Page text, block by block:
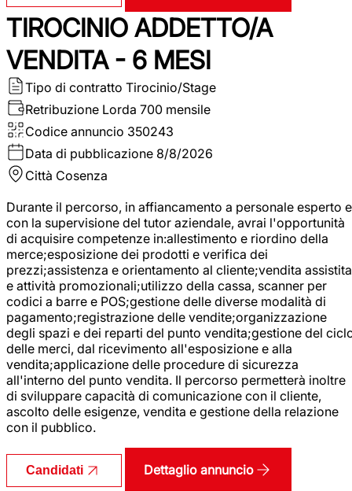
TIROCINIO ADDETTO/A
VENDITA - 6 MESI
Tipo di contratto Tirocinio/Stage
Retribuzione Lorda 700 mensile
Codice annuncio 350243
Data di pubblicazione 8/8/2026
Città Cosenza
Durante il percorso, in affiancamento a personale esperto e
con la supervisione del tutor aziendale, avrai l'opportunità
di acquisire competenze in:allestimento e riordino della
merce;esposizione dei prodotti e verifica dei
prezzi;assistenza e orientamento al cliente;vendita assistita
e attività promozionali;utilizzo della cassa, scanner per
codici a barre e POS;gestione delle diverse modalità di
pagamento;registrazione delle vendite;organizzazione
degli spazi e dei reparti del punto vendita;gestione del
delle merci, dal ricevimento all'esposizione e alla
vendita;applicazione delle procedure di sicurezza
all'interno del punto vendita. Il percorso permetterà inoltre
di sviluppare capacità di comunicazione con il cliente,
ascolto delle esigenze, vendita e gestione della relazione
con il pubblico.
Candidati Dettaglio annuncio